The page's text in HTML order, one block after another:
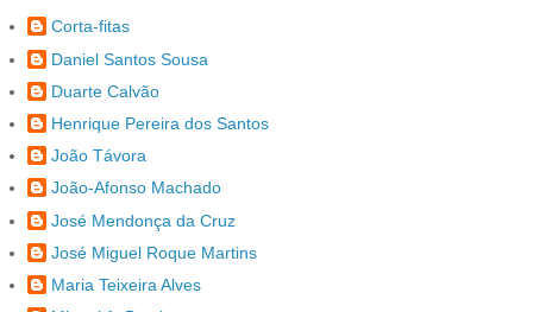
Corta-fitas
Daniel Santos Sousa
Duarte Calvão
Henrique Pereira dos Santos
João Távora
João-Afonso Machado
José Mendonça da Cruz
José Miguel Roque Martins
Maria Teixeira Alves